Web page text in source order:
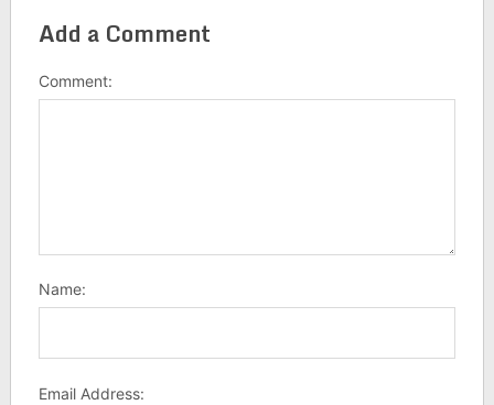
Add a Comment
Comment:
Name:
Email Address: